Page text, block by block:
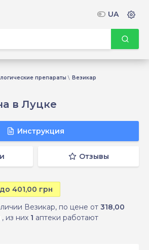
препараты Везикар
в Луцке
Инструкция
Отзывы
401,00 грн
Везикар, по цене от 318,00
, из них 1 аптеки работают
UA